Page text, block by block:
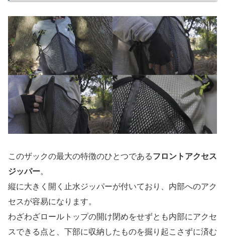
このザックの最大の特徴のひとつであるフロントアクセス
ジッパー。
縦に大きく開く止水ジッパーが付いており、内部へのアク
セスが容易になります。
わざわざロールトップの開け閉めをせずとも内部にアクセ
スできる点と、下部に収納したものを掘り起こさずに済む